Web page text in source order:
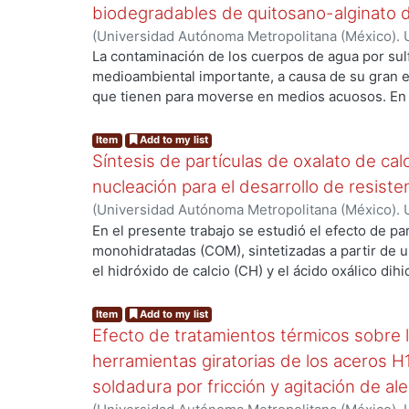
optimizar las propiedades mecánicas de la
biodegradables de quitosano-alginato
(Universidad Autónoma Metropolitana (México).
09 )García Camacho, Germán Gustavo
La contaminación de los cuerpos de agua por
medioambiental importante, a causa de su gran
que tienen para moverse en medios acuosos.
cuando se emplean materiales sostenibles. Por
sintetizaron pellets biodegradables para
matriz polimérica híbrida de quitosano (Q) y
QA. Luego, se le agregaron iones cobre para
su afinidad con especies aniónicas como los
pellets QA y QA-Cu fueron caracterizados
proceso de adsorción mediante difracción de
por Transformada de Fourier (FTIR),
dispersión de energía, porosimetría por intrusión
termogravimétrico acoplado a FTIR,
potencial zeta, factor de hinchamiento, y
plasma acoplado inductivamente. El análisis
cambios en la química superficial y en el
Item Add to my list
Síntesis de partículas de oxalato de
nucleación para el desarrollo de
(Universidad Autónoma Metropolitana (México).
Calixto Rivas, Crhistian Ivan
En el presente trabajo se estudió el efecto de
monohidratadas (COM), sintetizadas a partir de
el hidróxido de calcio (CH) y el ácido oxálico
parcial del cemento (5%) con las partículas
sintetizaron usando tres relaciones
(1:1), ii) P2Caox (1:1.5) y iii) P3Caox (1.5:1). La
microestructural de las partículas se realizó
difracción de rayos X (DRX), espectroscopia de
Item Add to my list
Efecto de tratamientos térmicos sobre
herramientas giratorias de los aceros
soldadura por fricción y agitación de